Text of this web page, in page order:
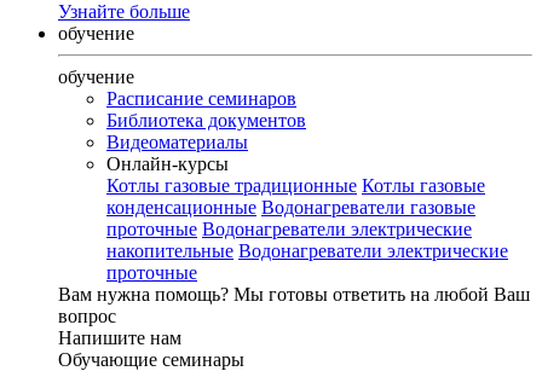
Узнайте больше
обучение
обучение
Расписание семинаров
Библиотека документов
Видеоматериалы
Онлайн-курсы
Котлы газовые традиционные Котлы газовые
конденсационные Водонагреватели газовые
проточные Водонагреватели электрические
накопительные Водонагреватели электрические
проточные
Вам нужна помощь? Мы готовы ответить на любой Ваш
вопрос
Напишите нам
Обучающие семинары